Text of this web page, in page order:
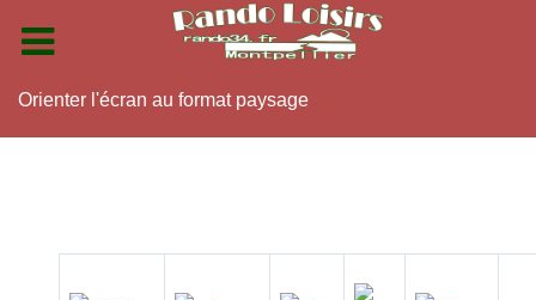
Orienter l'écran au format paysage